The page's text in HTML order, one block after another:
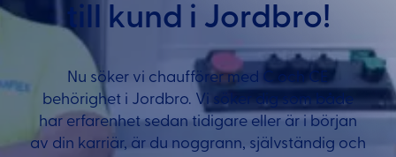
till kund i Jordbro!
Nu söker vi chaufförer med C och CE
behörighet i Jordbro. Vi söker dig som både
har erfarenhet sedan tidigare eller är i början
av din karriär, är du noggrann, självständig och